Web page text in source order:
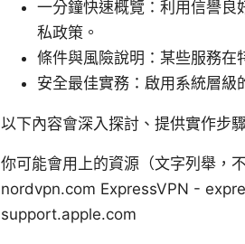
一分鐘快速概覽：利用信譽
私政策。
條件與風險說明：某些服務在
安全最佳實務：啟用系統層級
以下內容會深入探討、提供實作步
你可能會用上的資源（文字列舉
nordvpn.com ExpressVPN -
support.apple.com